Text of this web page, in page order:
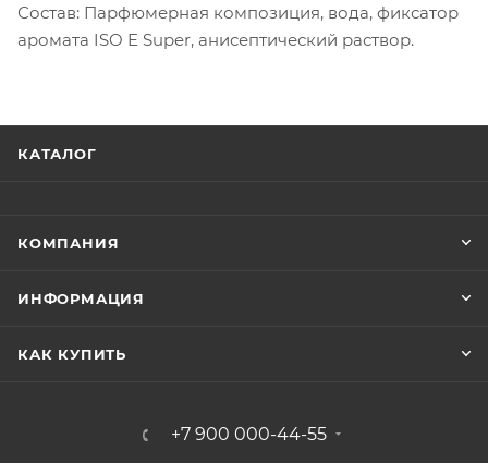
Состав: Парфюмерная композиция, вода, фиксатор
аромата ISO E Super, анисептический раствор.
КАТАЛОГ
КОМПАНИЯ
ИНФОРМАЦИЯ
КАК КУПИТЬ
+7 900 000-44-55